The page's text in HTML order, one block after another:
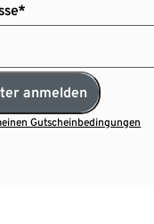
anmelden
Gutscheinbedingungen